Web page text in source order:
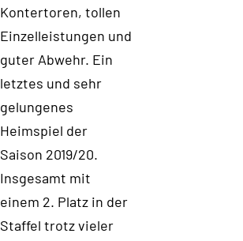
Kontertoren, tollen
Einzelleistungen und
guter Abwehr. Ein
letztes und sehr
gelungenes
Heimspiel der
Saison 2019/20.
Insgesamt mit
einem 2. Platz in der
Staffel trotz vieler